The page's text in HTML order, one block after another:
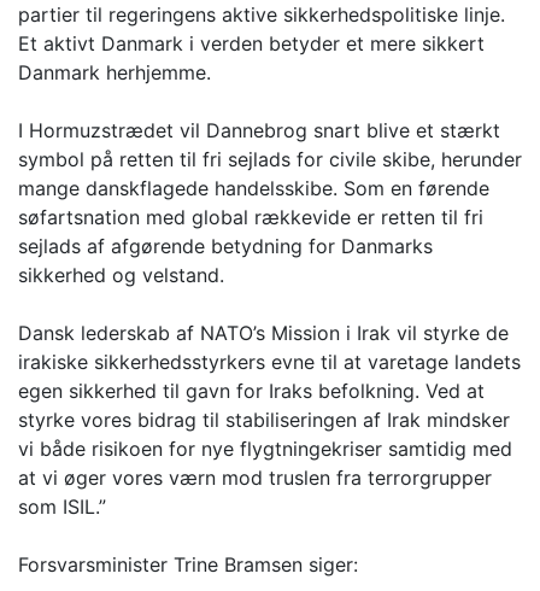
partier til regeringens aktive sikkerhedspolitiske linje.
Et aktivt Danmark i verden betyder et mere sikkert
Danmark herhjemme.
I Hormuzstrædet vil Dannebrog snart blive et stærkt
symbol på retten til fri sejlads for civile skibe, herunder
mange danskflagede handelsskibe. Som en førende
søfartsnation med global rækkevide er retten til fri
sejlads af afgørende betydning for Danmarks
sikkerhed og velstand.
Dansk lederskab af NATO’s Mission i Irak vil styrke de
irakiske sikkerhedsstyrkers evne til at varetage landets
egen sikkerhed til gavn for Iraks befolkning. Ved at
styrke vores bidrag til stabiliseringen af Irak mindsker
vi både risikoen for nye flygtningekriser samtidig med
at vi øger vores værn mod truslen fra terrorgrupper
som ISIL.”
Forsvarsminister Trine Bramsen siger: